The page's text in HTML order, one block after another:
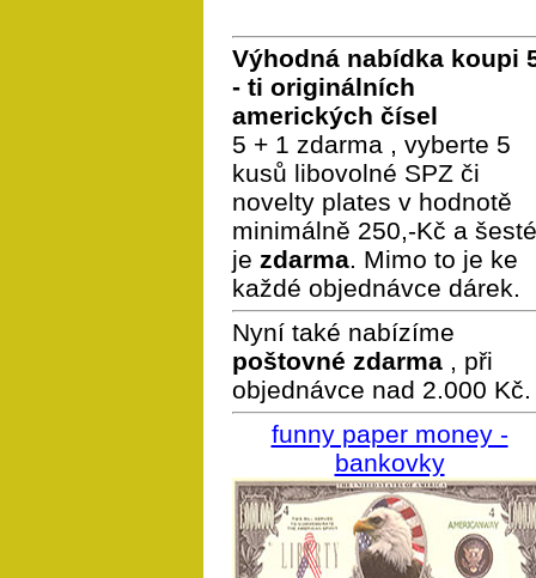
Výhodná nabídka koupi
- ti originálních
amerických čísel
5 + 1 zdarma , vyberte 5
kusů libovolné SPZ či
novelty plates v hodnotě
minimálně 250,-Kč a šesté
je zdarma. Mimo to je ke
každé objednávce dárek.
Nyní také nabízíme
poštovné zdarma , při
objednávce nad 2.000 Kč.
funny paper money -
bankovky